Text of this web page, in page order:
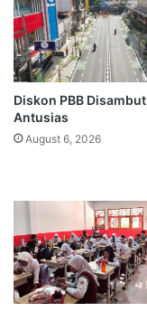
Diskon PBB Disambut
Antusias
August 6, 2026